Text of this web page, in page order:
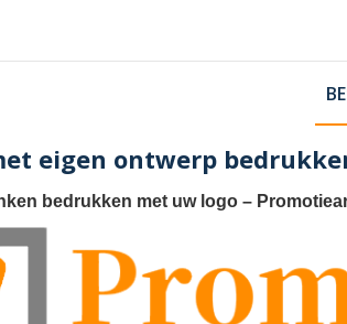
eigen ontwerp
bedrukken met uw logo –